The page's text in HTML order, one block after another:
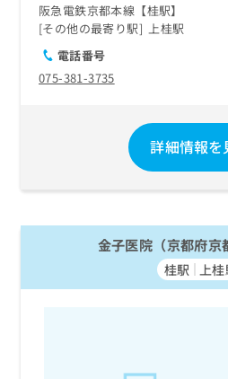
阪急電鉄京都本線【桂駅】
その他の最寄り駅
上桂駅
電話番号
075-381-3735
詳細情報を
金子医院（京都府京
桂駅 上